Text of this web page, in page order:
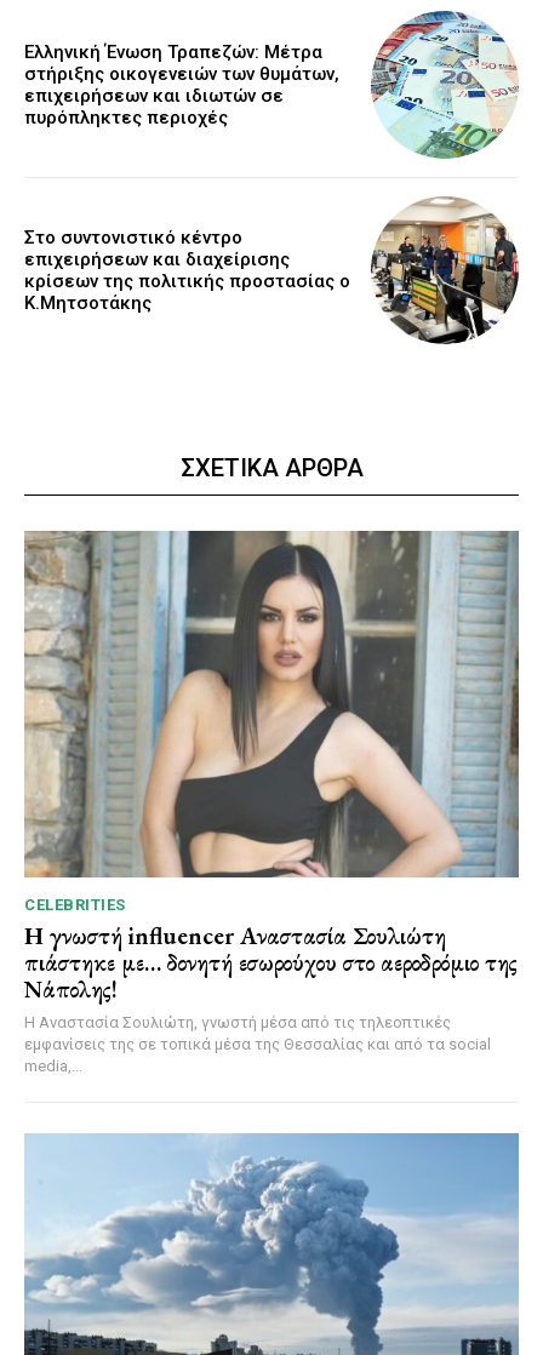
Ελληνική Ένωση Τραπεζών: Μέτρα
στήριξης οικογενειών των θυμάτων,
επιχειρήσεων και ιδιωτών σε
πυρόπληκτες περιοχές
Στο συντονιστικό κέντρο
επιχειρήσεων και διαχείρισης
κρίσεων της πολιτικής προστασίας ο
Κ.Μητσοτάκης
ΣΧΕΤΙΚΑ ΑΡΘΡΑ
CELEBRITIES
Η γνωστή influencer Αναστασία Σουλιώτη
πιάστηκε με… δονητή εσωρούχου στο αεροδρόμιο της
Νάπολης!
Η Αναστασία Σουλιώτη, γνωστή μέσα από τις τηλεοπτικές
εμφανίσεις της σε τοπικά μέσα της Θεσσαλίας και από τα social
media,...